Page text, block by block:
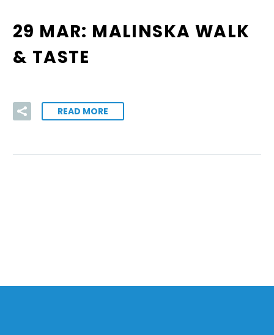
29 MAR: MALINSKA WALK
& TASTE
READ MORE